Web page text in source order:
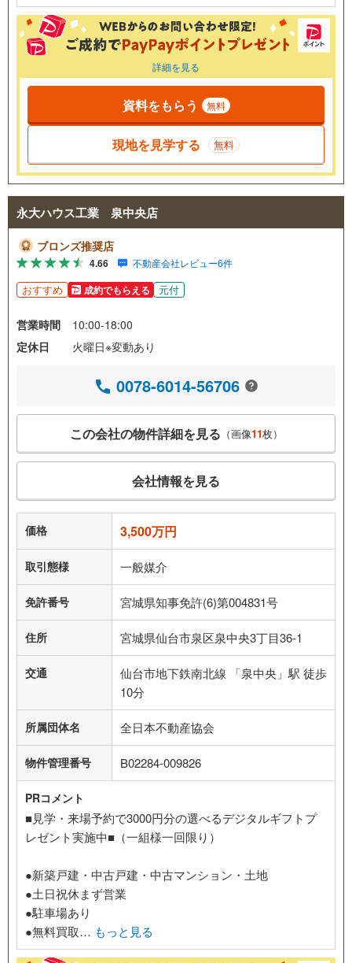
詳細を見る
資料をもらう 無料
現地を見学する 無料
永大ハウス工業 泉中央店
ブロンズ推奨店
4.66 不動産会社レビュー6件
おすすめ 成約でもらえる 元付
営業時間
10:00-18:00
定休日
火曜日※変動あり
0078-6014-56706
この会社の物件詳細を見る （画像11枚）
会社情報を見る
価格 3,500万円
取引態様 一般媒介
免許番号 宮城県知事免許(6)第004831号
住所 宮城県仙台市泉区泉中央3丁目36-1
交通
仙台市地下鉄南北線 「泉中央」駅 徒歩
10分
所属団体名 全日本不動産協会
物件管理番号 B02284-009826
PRコメント
■見学・来場予約で3000円分の選べるデジタルギフトプ
レゼント実施中■（一組様一回限り）
●新築戸建・中古戸建・中古マンション・土地
●土日祝休まず営業
●駐車場あり
●無料買取… もっと見る